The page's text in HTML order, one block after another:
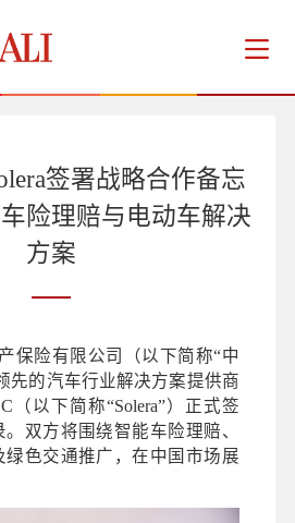
签署战略合作备忘
险理赔与电动车解决
方案
保险有限公司（以下简称“中
先的汽车行业解决方案提供商
（以下简称“Solera”）正式签
双方将围绕智能车险理赔、
绿色交通推广，在中国市场展